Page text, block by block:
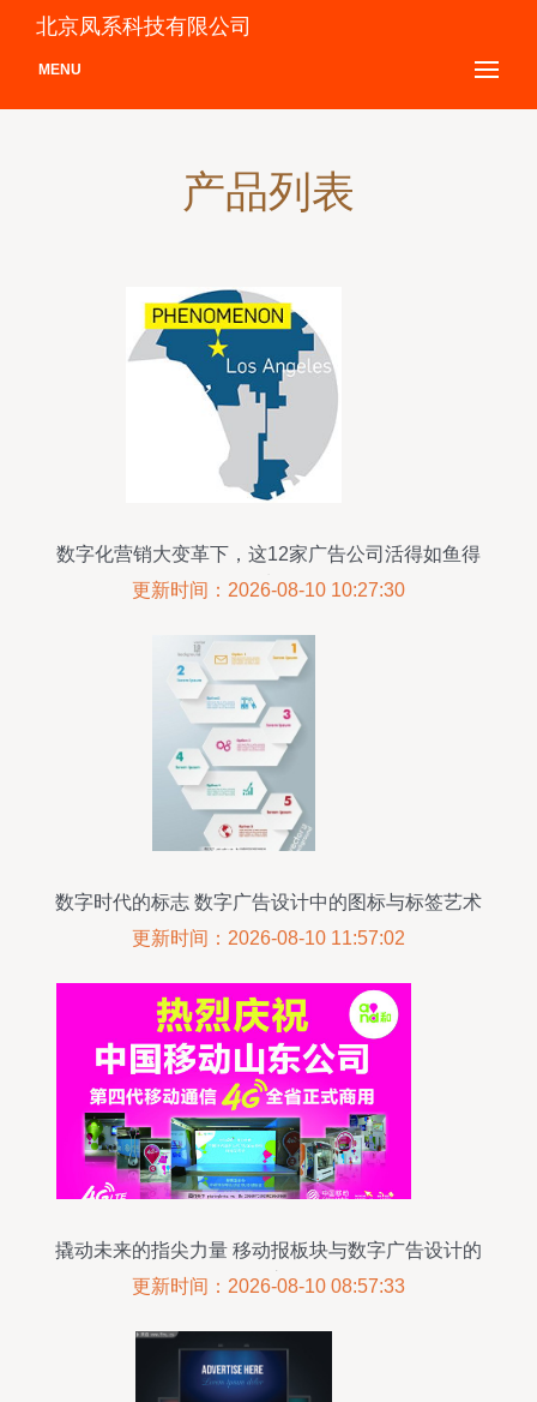
北京凤系科技有限公司
MENU
产品列表
数字化营销大变革下，这12家广告公司活得如鱼得
水
更新时间：2026-08-10 10:27:30
数字时代的标志 数字广告设计中的图标与标签艺术
更新时间：2026-08-10 11:57:02
撬动未来的指尖力量 移动报板块与数字广告设计的
融合之道
更新时间：2026-08-10 08:57:33